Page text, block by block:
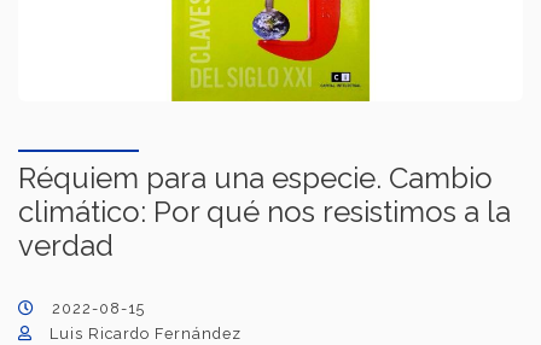
Réquiem para una especie. Cambio
climático: Por qué nos resistimos a la
verdad
2022-08-15
Luis Ricardo Fernández